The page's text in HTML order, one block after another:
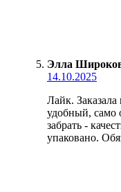
Элла
14.10.2025
Лайк.
удобный, само
забрать -
упаковано.